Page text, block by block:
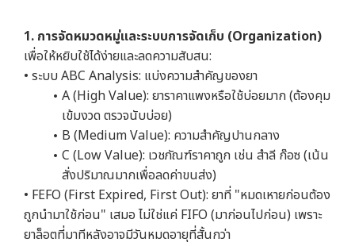
1. การจัดหมวดหมู่และระบบการจัดเก็บ (Organization)
เพื่อให้หยิบใช้ได้ง่ายและลดความสับสน:
• ระบบ ABC Analysis: แบ่งความสำคัญของยา
A (High Value): ยาราคาแพงหรือใช้บ่อยมาก (ต้องคุม
เข้มงวด ตรวจนับบ่อย)
B (Medium Value): ความสำคัญปานกลาง
C (Low Value): เวชภัณฑ์ราคาถูก เช่น สำลี ก๊อซ (เน้น
สั่งปริมาณมากเพื่อลดค่าขนส่ง)
• FEFO (First Expired, First Out): ยาที่ "หมดเหายก่อนต้อง
ถูกนำมาใช้ก่อน" เสมอ ไม่ใช่แค่ FIFO (มาก่อนไปก่อน) เพราะ
ยาล็อตที่มาทีหลังอาจมีวันหมดอายุที่สั้นกว่า